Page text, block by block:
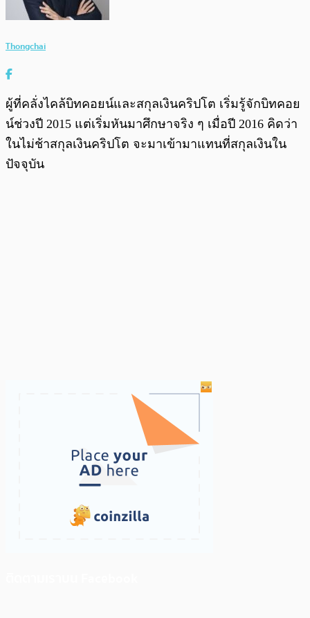
Thongchai
ผู้ที่คลั่งไคล้บิทคอยน์และสกุลเงินคริปโต เริ่มรู้จักบิทคอย
น์ช่วงปี 2015 แต่เริ่มหันมาศึกษาจริง ๆ เมื่อปี 2016 คิดว่า
ในไม่ช้าสกุลเงินคริปโต จะมาเข้ามาแทนที่สกุลเงินใน
ปัจจุบัน